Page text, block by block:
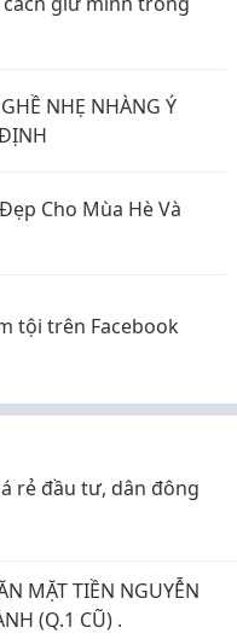
NHẸ NHÀNG Ý
ĐỊNH
Cho Mùa Hè Và
tội trên Facebook
rẻ đầu tư, dân đông
MẶT TIỀN NGUYỄN
(Q.1 CŨ) .